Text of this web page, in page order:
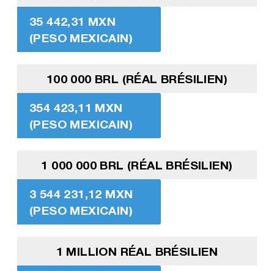
35 442,31 MXN
(PESO MEXICAIN)
100 000 BRL (RÉAL BRÉSILIEN)
354 423,11 MXN
(PESO MEXICAIN)
1 000 000 BRL (RÉAL BRÉSILIEN)
3 544 231,12 MXN
(PESO MEXICAIN)
1 MILLION RÉAL BRÉSILIEN